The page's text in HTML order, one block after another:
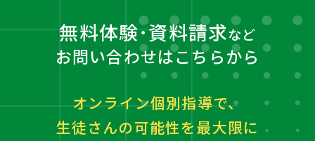
無料体験･資料請求など
お問い合わせはこちらから
オンライン個別指導で、
生徒さんの可能性を最大限に